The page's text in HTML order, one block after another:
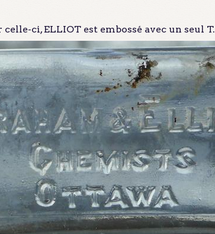
ci, ELLIOT est embossé avec un seul T.